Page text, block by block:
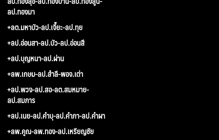
ลป.ทองมา
+ลต.มหาบัว-ลป.เจี๊ยะ-ลป.ทุย
+ลป.อ่อนสา-ลป.บัว-ลป.อ่อนสี
+ลป.บุญหนา-ลป.ผ่าน
+ลพ.เกษม-ลป.สำลี-พอจ.เต่า
+ลป.พวง-ลป.สอ-ลต.สมหมาย-
ลป.สมภาร
+ลป.เนย-ลป.คำบุ-ลป.คำภา-ลป.คำผา
+ลพ.คูณ-ลพ.ทอง-ลป.เหรียญชัย